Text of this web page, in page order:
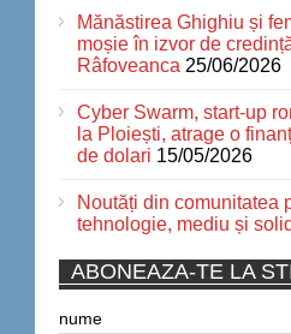
Mănăstirea Ghighiu și
moșie în izvor de
Râfoveanca 25/06/2026
Cyber Swarm, start-up
la Ploiești, atrage o
de dolari 15/05/2026
Noutăți din comunitatea
tehnologie, mediu și
ABONEAZA-TE LA
nume